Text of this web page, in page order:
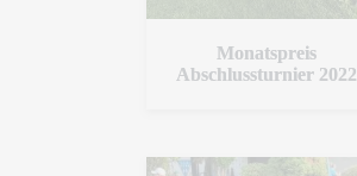
Monatspreis
Abschlussturnier 2022